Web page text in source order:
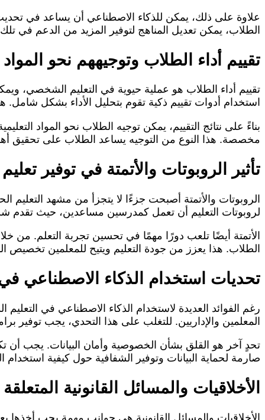
علاوة على ذلك، يمكن للذكاء الاصطناعي أن يساعد في
الطلاب، يمكن تعديل المناهج لتوفير المزيد من الدعم في
تقييم أداء الطلاب وتوجيههم نحو
تقييم أداء الطلاب هو عملية حيوية في التعليم الشخصي،
استخدام أدوات تقييم ذكية تقوم بتحليل الأداء بشكل
بناءً على نتائج التقييم، يمكن توجيه الطلاب نحو المواد
مخصصة. هذا النوع من التوجيه يساعد الطلاب على تحقيق
تأثير الروبوتات والأتمتة في توفير
الروبوتات والأتمتة أصبحت جزءًا لا يتجزأ من مشهد
لروبوتات التعليم أن تعمل كمدرسين مساعدين، حيث
الأتمتة أيضًا تلعب دورًا مهمًا في تحسين تجربة التعلم. من
الطلاب. هذا يعزز من جودة التعليم ويتيح للمعلمين تخصيص
تحديات استخدام الذكاء الاصطناعي
رغم الفوائد العديدة لاستخدام الذكاء الاصطناعي في
المعلمين والإداريين. للتغلب على هذا التحدي، يجب توفير
تحدٍ آخر هو القلق بشأن الخصوصية وأمان البيانات. يجب
صارمة لحماية البيانات وتوفير الشفافية حول كيفية استخدام
الأخلاقيات والمسائل القانونية
الأخلاقيات والمسائل القانونية هي جوانب مهمة يجب